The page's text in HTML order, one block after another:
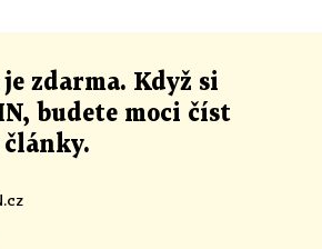
je zdarma. Když si
budete moci číst
články.